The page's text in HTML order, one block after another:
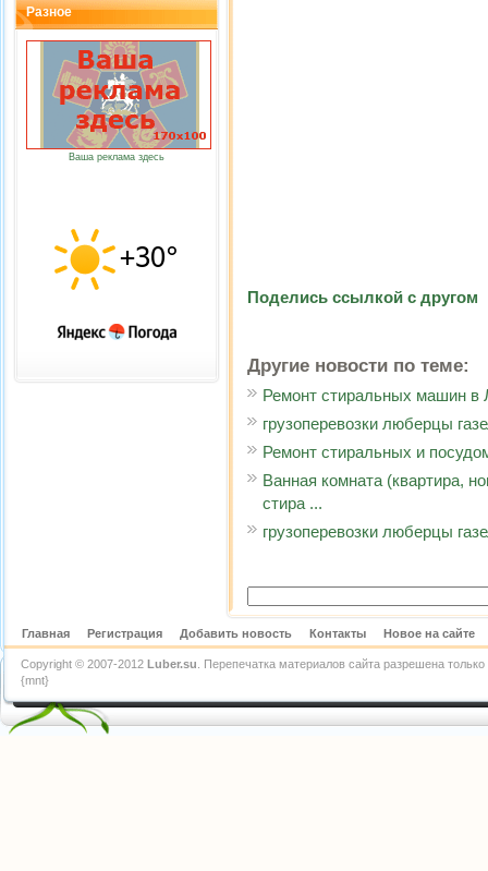
Разное
Ваша реклама здесь
Поделись ссылкой с другом
Другие новости по теме:
Ремонт стиральных машин в
грузоперевозки люберцы
Ремонт стиральных и
Ванная комната (квартира,
стира ...
грузоперевозки люберцы
Главная Регистрация Добавить новость Контакты Новое на сайте
Copyright © 2007-2012 Luber.su . Перепечатка материалов сайта разрешена
{mnt}